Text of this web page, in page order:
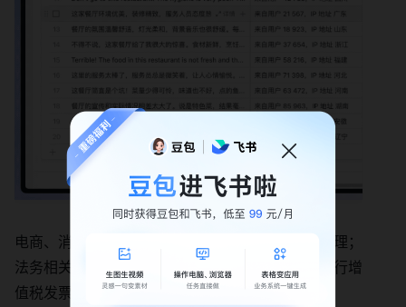
电商、消费类场景，你可以用它来进行用户评价管理；
法务相关事件，可以做合同信息提取；报销时，进行增
值税发票识别，统统不在话下！